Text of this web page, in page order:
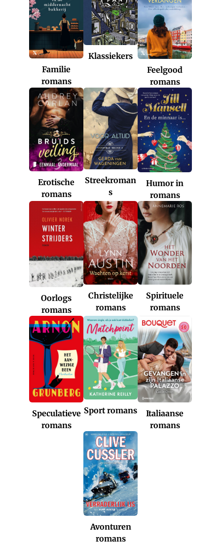
Familie
romans
Klassiekers
Feelgood
romans
Erotische
romans
Streekroman
s
Humor in
romans
Oorlogs
romans
Christelijke
romans
Spirituele
romans
Speculatieve
romans
Sport romans
Italiaanse
romans
Avonturen
romans